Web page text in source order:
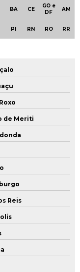
são paulo
sp
BA CE
GO e
DF
AM
PI RN RO RR
de Meriti
Reis